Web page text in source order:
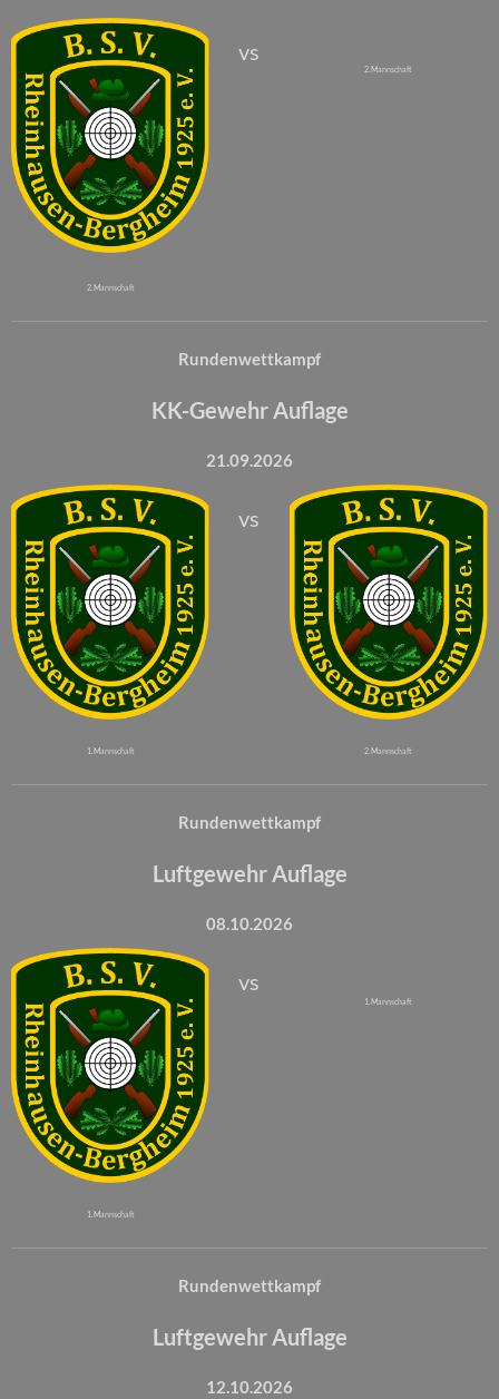
2. Mannschaft
vs
2. Mannschaft
Rundenwettkampf
KK-Gewehr Auflage
21.09.2026
1. Mannschaft
vs
2. Mannschaft
Rundenwettkampf
Luftgewehr Auflage
08.10.2026
1. Mannschaft
vs
1. Mannschaft
Rundenwettkampf
Luftgewehr Auflage
12.10.2026